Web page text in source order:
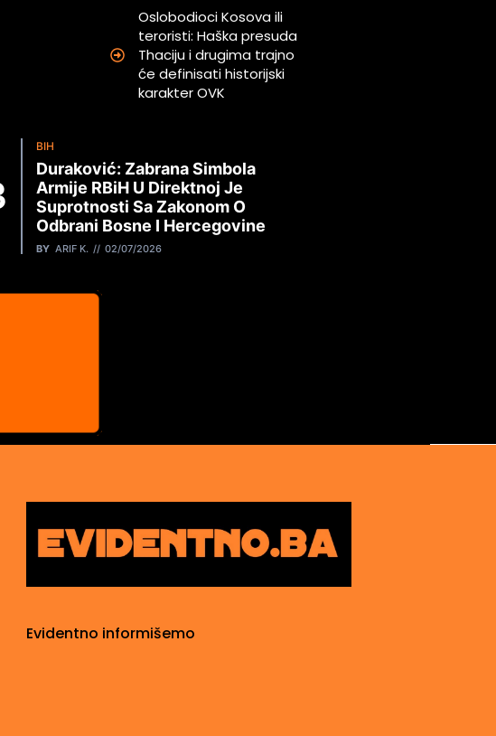
Oslobodioci Kosova ili
teroristi: Haška presuda
Thaciju i drugima trajno
će definisati historijski
karakter OVK
BIH
Duraković: Zabrana Simbola
Armije RBiH U Direktnoj Je
Suprotnosti Sa Zakonom O
Odbrani Bosne I Hercegovine
BY ARIF K. 02/07/2026
Evidentno informišemo